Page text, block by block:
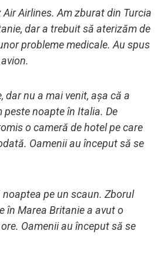
Airlines. Am zburat din Turcia
dar a trebuit să aterizăm de
probleme medicale. Au spus
dar nu a mai venit, așa că a
noapte în Italia. De
o cameră de hotel pe care
Oamenii au început să se
pe un scaun. Zborul
în Marea Britanie a avut o
Oamenii au început să se